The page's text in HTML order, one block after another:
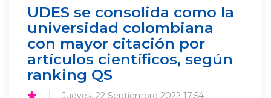
UDES se consolida como la
universidad colombiana
con mayor citación por
artículos científicos, según
ranking QS
Jueves, 22 Septiembre 2022 17:54